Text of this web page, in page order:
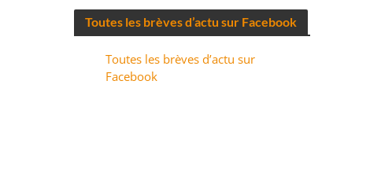
Toutes les brèves d’actu sur Facebook
Toutes les brèves d’actu sur
Facebook